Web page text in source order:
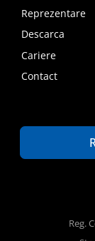
Reprezentare
Descarca
Cariere
Contact
Reg.